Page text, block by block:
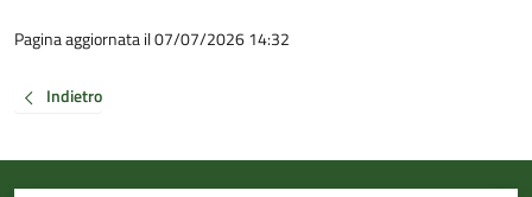
Pagina aggiornata il 07/07/2026 14:32
Indietro